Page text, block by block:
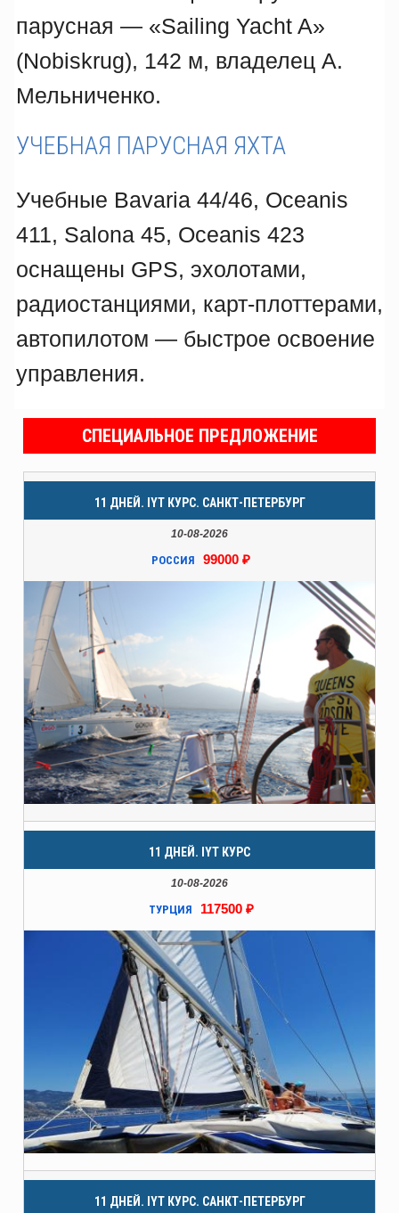
парусная — «Sailing Yacht A»
(Nobiskrug), 142 м, владелец А.
Мельниченко.
УЧЕБНАЯ ПАРУСНАЯ ЯХТА
Учебные Bavaria 44/46, Oceanis
411, Salona 45, Oceanis 423
оснащены GPS, эхолотами,
радиостанциями, карт-плоттерами,
автопилотом — быстрое освоение
управления.
СПЕЦИАЛЬНОЕ ПРЕДЛОЖЕНИЕ
11 ДНЕЙ. IYT КУРС. САНКТ-ПЕТЕРБУРГ
10-08-2026
РОССИЯ 99000 ₽
11 ДНЕЙ. IYT КУРС
10-08-2026
ТУРЦИЯ 117500 ₽
11 ДНЕЙ. IYT КУРС. САНКТ-ПЕТЕРБУРГ